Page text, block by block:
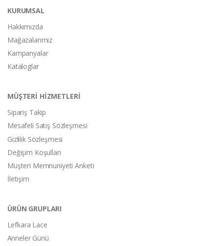
KURUMSAL
Hakkımızda
Mağazalarımız
Kampanyalar
Kataloglar
MÜŞTERİ HİZMETLERİ
Sipariş Takip
Mesafeli Satış Sözleşmesi
Gizlilik Sözleşmesi
Değişim Koşulları
Müşteri Memnuniyeti Anketi
İletişim
ÜRÜN GRUPLARI
Lefkara Lace
Anneler Günü